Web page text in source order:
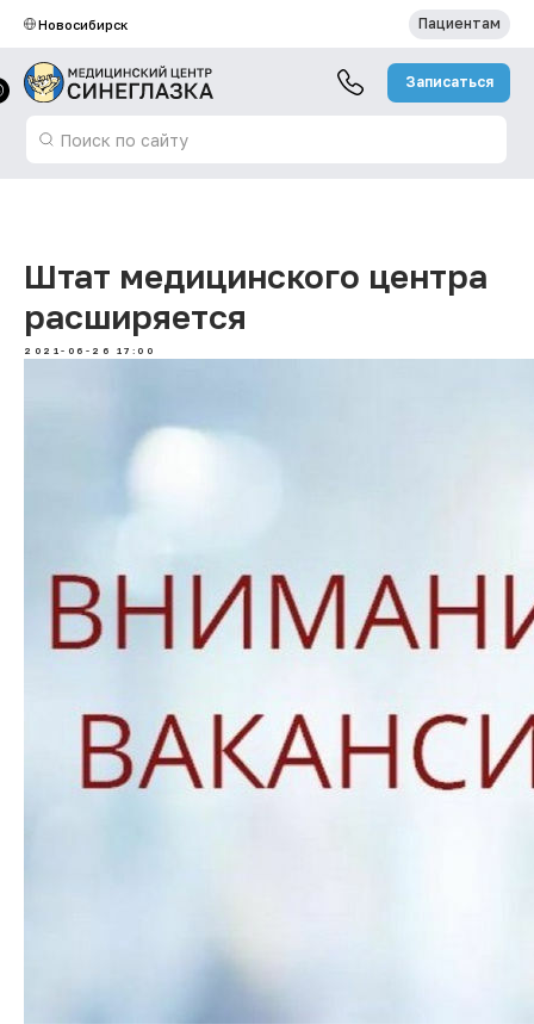
Записаться
Поиск по сайту
Пациентам
Новосибирск
Штат медицинского центра
расширяется
2021-06-26 17:00